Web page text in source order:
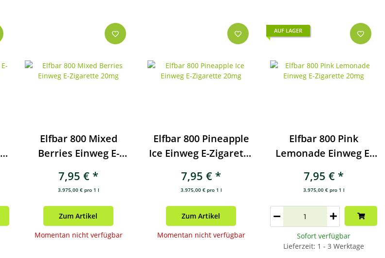
Elfbar 800 Mixed
Berries Einweg E-
7,95 € *
3.975,00 € pro 1 l
Zum Artikel
Momentan nicht verfügbar
Elfbar 800 Pineapple
Ice Einweg E-Zigarette
7,95 € *
3.975,00 € pro 1 l
Zum Artikel
Momentan nicht verfügbar
AUF LAGER
Elfbar 800 Pink
Lemonade Einweg E-
7,95 € *
3.975,00 € pro 1 l
Sofort verfügbar
Lieferzeit: 1 - 3 Werktage